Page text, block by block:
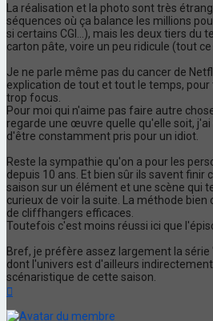
La réalisation et la photo sont très
séquences où ça balance les millions
si certains CGI...), mais les deux tiers du
carton pâte, voire un peu ridicule (tout
Je ne parle même pas du cancer de
explication de tout et tout le temps,
trop focus.
Pour moi qui n'aime pas faire autre
regarde une œuvre quelle qu'elle soit,
d'être constamment pris pour un idiot.
Reste la sympathie qu'on a pour les
depuis 10 ans. Et bien sûr ils savent finir
saison sur un élément et une scène qui
curieux de voir la suite. La méthode
de cliffhangers efficaces.
Toutefois c'est moins réussi ici que
Bref, je préfère assez largement la
dont l'univers est d'ailleurs
scénaristique de cette saison.